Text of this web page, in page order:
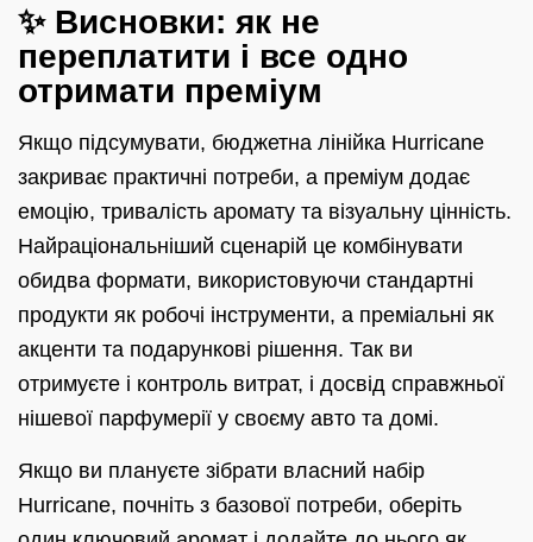
✨ Висновки: як не
переплатити і все одно
отримати преміум
Якщо підсумувати, бюджетна лінійка Hurricane
закриває практичні потреби, а преміум додає
емоцію, тривалість аромату та візуальну цінність.
Найраціональніший сценарій це комбінувати
обидва формати, використовуючи стандартні
продукти як робочі інструменти, а преміальні як
акценти та подарункові рішення. Так ви
отримуєте і контроль витрат, і досвід справжньої
нішевої парфумерії у своєму авто та домі.
Якщо ви плануєте зібрати власний набір
Hurricane, почніть з базової потреби, оберіть